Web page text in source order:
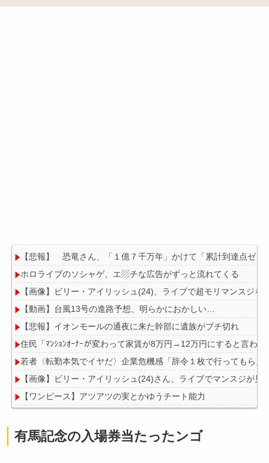
【悲報】 恐竜さん、「１億７千万年」かけて「累計到達点ゼ
ホロライブのソシャゲ、エ▨チな広告がずっと流れてくる
【画像】ビリー・アイリッシュ(24)、ライブで超モリマンスジを
【動画】台風13号の進路予想、明らかにおかしい…
【悲報】イオンモールの通夜に来た幹部に遺族がブチ切れ
住民「ﾏﾝｼｮﾝｵｰﾅｰが変わって家賃が8万円→12万円にすると言わ
若者〈転勤本気でイヤだ〉企業危機感「辞令１枚で行ってもら
【画像】ビリー・アイリッシュ(24)さん、ライブでマンスジが見
【ワンピース】アツアツの実とかゆうチート能力
有馬記念の入場券当たったンゴ